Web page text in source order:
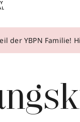
der YBPN Familie!